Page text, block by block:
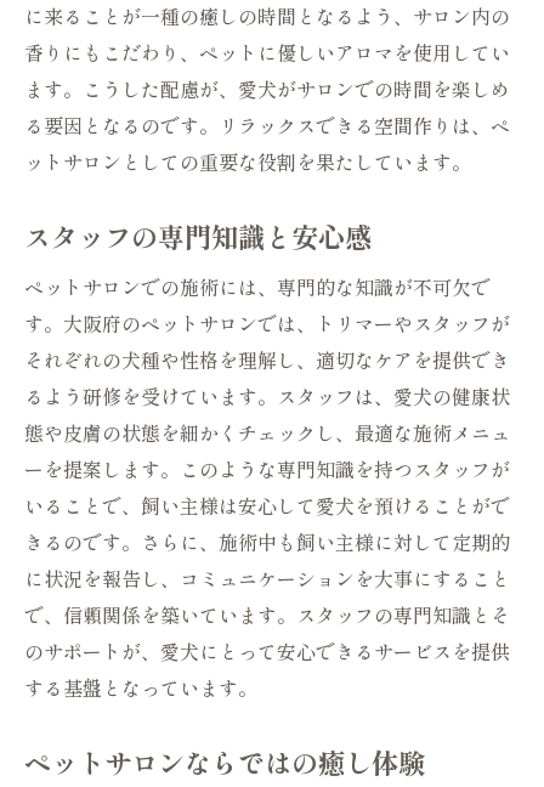
に来ることが一種の癒しの時間となるよう、サロン内の
香りにもこだわり、ペットに優しいアロマを使用してい
ます。こうした配慮が、愛犬がサロンでの時間を楽しめ
る要因となるのです。リラックスできる空間作りは、ペ
ットサロンとしての重要な役割を果たしています。
スタッフの専門知識と安心感
ペットサロンでの施術には、専門的な知識が不可欠で
す。大阪府のペットサロンでは、トリマーやスタッフが
それぞれの犬種や性格を理解し、適切なケアを提供でき
るよう研修を受けています。スタッフは、愛犬の健康状
態や皮膚の状態を細かくチェックし、最適な施術メニュ
ーを提案します。このような専門知識を持つスタッフが
いることで、飼い主様は安心して愛犬を預けることがで
きるのです。さらに、施術中も飼い主様に対して定期的
に状況を報告し、コミュニケーションを大事にすること
で、信頼関係を築いています。スタッフの専門知識とそ
のサポートが、愛犬にとって安心できるサービスを提供
する基盤となっています。
ペットサロンならではの癒し体験